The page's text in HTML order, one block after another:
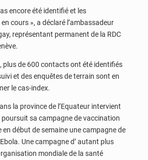
encore été identifié et les
cours », a déclaré l’ambassadeur
représentant permanent de la RDC
plus de 600 contacts ont été identifiés
et des enquêtes de terrain sont en
le cas-index.
la province de l’Equateur intervient
sa campagne de vaccination
en début de semaine une campagne de
Une campagne d’ autant plus
mondiale de la santé